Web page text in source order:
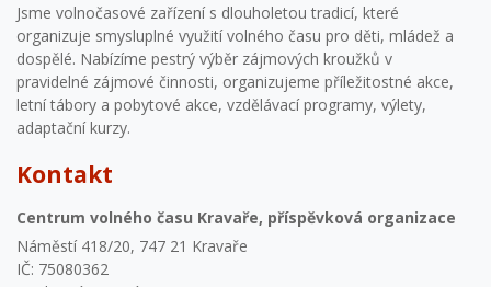
Jsme volnočasové zařízení s dlouholetou tradicí, které
organizuje smysluplné využití volného času pro děti, mládež a
dospělé. Nabízíme pestrý výběr zájmových kroužků v
pravidelné zájmové činnosti, organizujeme příležitostné akce,
letní tábory a pobytové akce, vzdělávací programy, výlety,
adaptační kurzy.
Kontakt
Centrum volného času Kravaře, příspěvková organizace
Náměstí 418/20, 747 21 Kravaře
IČ: 75080362